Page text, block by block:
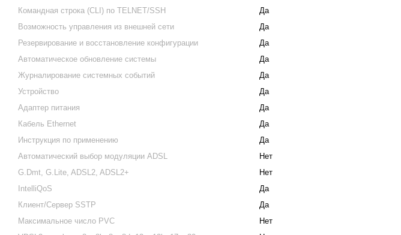
Командная строка (CLI) по TELNET/SSH
Да
Возможность управления из внешней сети
Да
Резервирование и восстановление конфигурации
Да
Автоматическое обновление системы
Да
Журналирование системных событий
Да
Устройство
Да
Адаптер питания
Да
Кабель Ethernet
Да
Инструкция по применению
Да
Автоматический выбор модуляции ADSL
Нет
G.Dmt, G.Lite, ADSL2, ADSL2+
Нет
IntelliQoS
Да
Клиент/Сервер SSTP
Да
Максимальное число PVC
Нет